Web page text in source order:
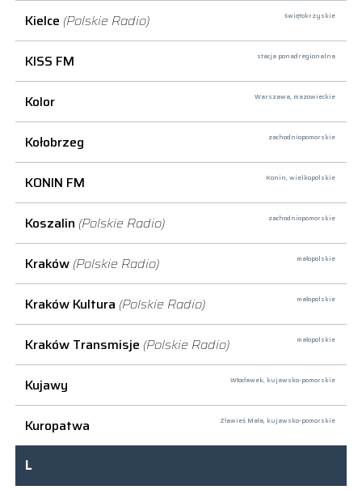
Kielce (Polskie Radio) świętokrzyskie
KISS FM stacja ponadregionalna
Kolor Warszawa, mazowieckie
Kołobrzeg zachodniopomorskie
KONIN FM Konin, wielkopolskie
Koszalin (Polskie Radio) zachodniopomorskie
Kraków (Polskie Radio) małopolskie
Kraków Kultura (Polskie Radio) małopolskie
Kraków Transmisje (Polskie Radio) małopolskie
Kujawy Włocławek, kujawsko-pomorskie
Kuropatwa Zławieś Mała, kujawsko-pomorskie
L